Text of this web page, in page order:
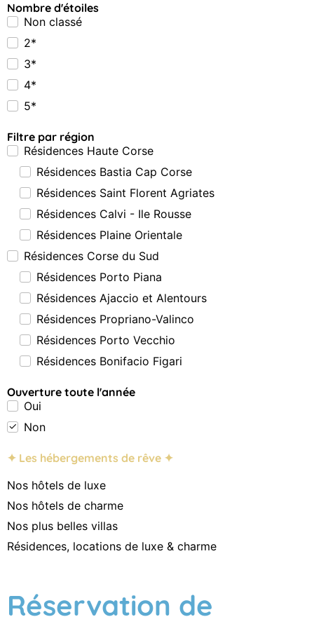
Nombre d'étoiles
Non classé
2*
3*
4*
5*
Filtre par région
Résidences Haute Corse
Résidences Bastia Cap Corse
Résidences Saint Florent Agriates
Résidences Calvi - Ile Rousse
Résidences Plaine Orientale
Résidences Corse du Sud
Résidences Porto Piana
Résidences Ajaccio et Alentours
Résidences Propriano-Valinco
Résidences Porto Vecchio
Résidences Bonifacio Figari
Ouverture toute l'année
Oui
Non
✦ Les hébergements de rêve ✦
Nos hôtels de luxe
Nos hôtels de charme
Nos plus belles villas
Résidences, locations de luxe & charme
Réservation de